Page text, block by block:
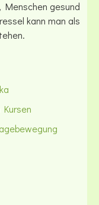
gesund
kann man als